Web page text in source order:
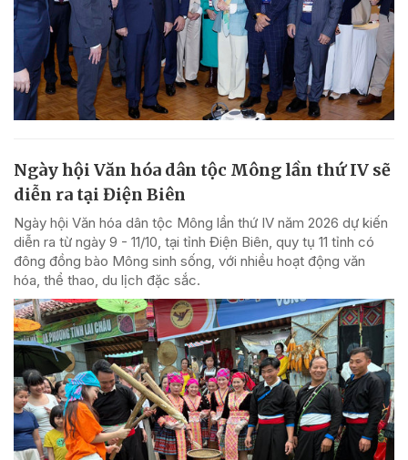
Ngày hội Văn hóa dân tộc Mông lần thứ IV sẽ
diễn ra tại Điện Biên
Ngày hội Văn hóa dân tộc Mông lần thứ IV năm 2026 dự kiến
diễn ra từ ngày 9 - 11/10, tại tỉnh Điện Biên, quy tụ 11 tỉnh có
đông đồng bào Mông sinh sống, với nhiều hoạt động văn
hóa, thể thao, du lịch đặc sắc.